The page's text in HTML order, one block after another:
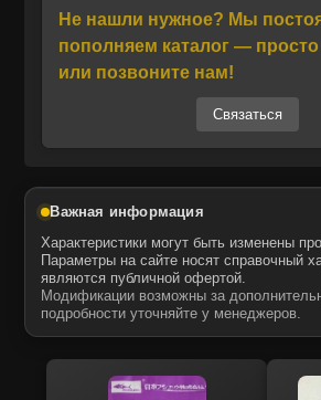
Даю своё согласие на обработку
признанный лидер среди
неоригинальных запасных
использует современные
собственный контроль
этапах производства. Благодаря
многолетнему опыту в
продукция отличается точностью
Запчасти MTK — это аналог
деталей с оптимальным
и ресурса.
Не нашли нужное? Мы
пополняем каталог —
или позвоните нам!
Связаться
Важная информация
Характеристики могут быть изменены
Параметры на сайте носят справочный
являются публичной офертой.
Модификации возможны за
подробности уточняйте у менеджеров.